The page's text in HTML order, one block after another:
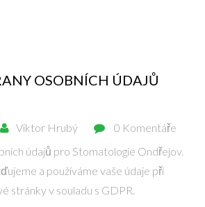
OSOBNÍCH ÚDAJŮ
Viktor Hrubý
0 Komentáře
údajů pro Stomatologie Ondřejov.
a používáme vaše údaje při
stránky v souladu s GDPR.